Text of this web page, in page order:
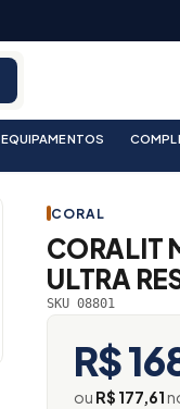
EQUIPAMENTOS
CORAL
CORALIT
ULTRA
SKU 08801
R$
ou R$ 177,61